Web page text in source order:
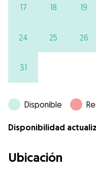
17 18 19
24 25 26
31
Disponible
Disponibilidad
Ubicación